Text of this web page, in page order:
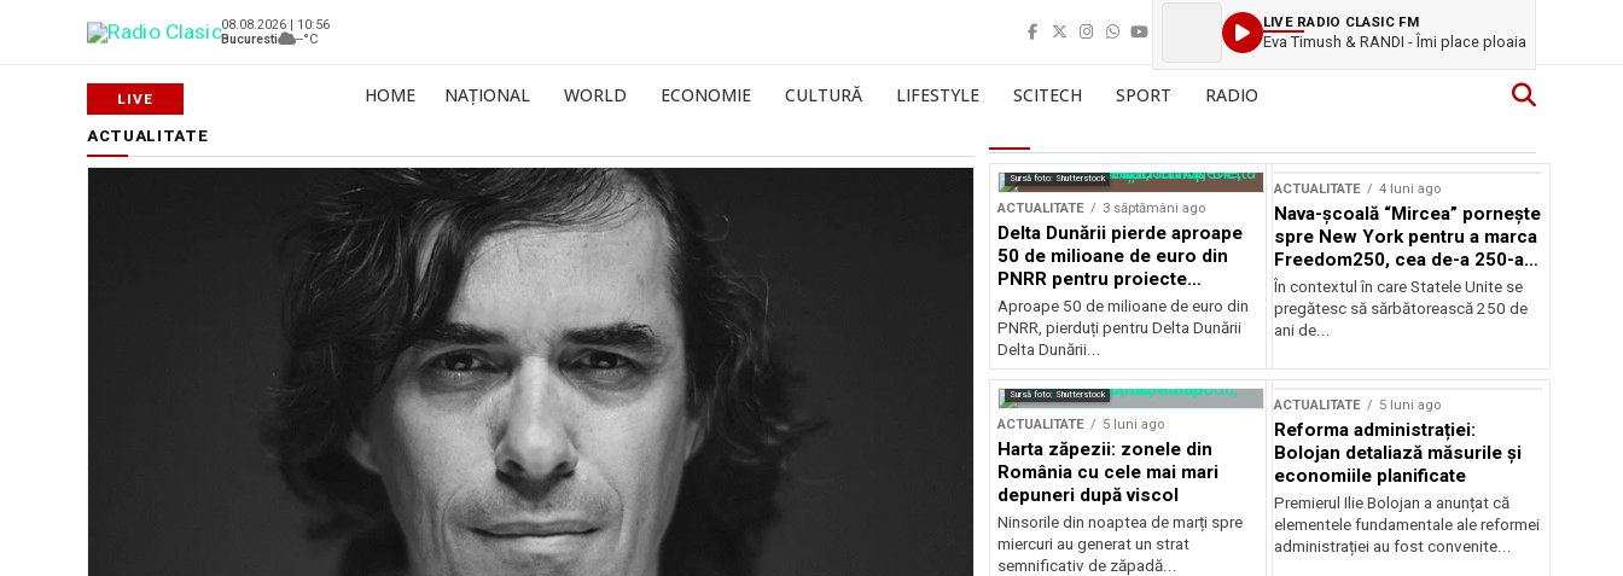
08.08.2026 | 10:56
Bucuresti
--°C
LIVE RADIO CLASIC FM
Eva Timush & RANDI - Îmi place ploaia
HOME NAȚIONAL WORLD ECONOMIE CULTURĂ LIFESTYLE SCITECH SPORT RADIO
ACTUALITATE
Sursă foto: Shutterstock
ACTUALITATE 3 săptămâni ago
Delta Dunării pierde aproape
50 de milioane de euro din
PNRR pentru proiecte
esențiale
Aproape 50 de milioane de euro din
PNRR, pierduți pentru Delta Dunării
Delta Dunării...
ACTUALITATE 4 luni ago
Nava-școală “Mircea” pornește
spre New York pentru a marca
Freedom250, cea de-a 250-a
aniversare a Statelor Unite
În contextul în care Statele Unite se
pregătesc să sărbătorească 250 de
ani de...
Sursă foto: Shutterstock
ACTUALITATE 5 luni ago
Harta zăpezii: zonele din
România cu cele mai mari
depuneri după viscol
Ninsorile din noaptea de marți spre
miercuri au generat un strat
semnificativ de zăpadă...
ACTUALITATE 5 luni ago
Reforma administrației:
Bolojan detaliază măsurile și
economiile planificate
Premierul Ilie Bolojan a anunțat că
elementele fundamentale ale reformei
administrației au fost convenite...